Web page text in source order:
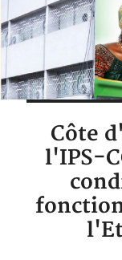
Côte
l'IPS-